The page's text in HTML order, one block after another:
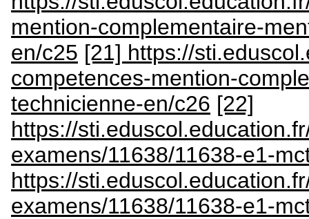
mention-complementaire-
en/c25 [21] https://
competences-mention-
technicienne-en/c26 [22]
https://
examens/11638/11638-e1-
https://
examens/11638/11638-e1-